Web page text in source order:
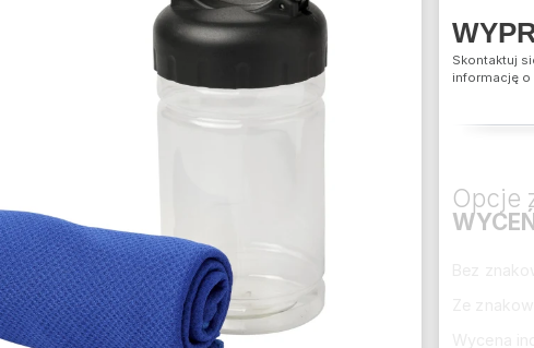
Skontaktuj
informację o
Opcje